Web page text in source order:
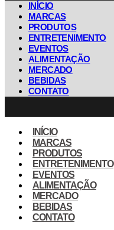
INÍCIO
MARCAS
PRODUTOS
ENTRETENIMENTO
EVENTOS
ALIMENTAÇÃO
MERCADO
BEBIDAS
CONTATO
INÍCIO
MARCAS
PRODUTOS
ENTRETENIMENTO
EVENTOS
ALIMENTAÇÃO
MERCADO
BEBIDAS
CONTATO